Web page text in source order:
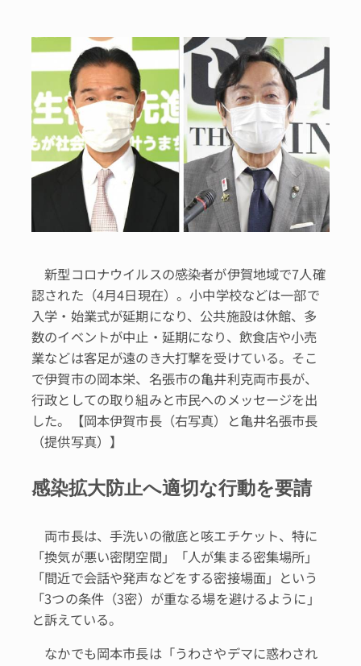
新型コロナウイルスの感染者が伊賀地域で7人確
認された（4月4日現在）。小中学校などは一部で
入学・始業式が延期になり、公共施設は休館、多
数のイベントが中止・延期になり、飲食店や小売
業などは客足が遠のき大打撃を受けている。そこ
で伊賀市の岡本栄、名張市の亀井利克両市長が、
行政としての取り組みと市民へのメッセージを出
した。【岡本伊賀市長（右写真）と亀井名張市長
（提供写真）】
感染拡大防止へ適切な行動を要請
両市長は、手洗いの徹底と咳エチケット、特に
「換気が悪い密閉空間」「人が集まる密集場所」
「間近で会話や発声などをする密接場面」という
「3つの条件（3密）が重なる場を避けるように」
と訴えている。
なかでも岡本市長は「うわさやデマに惑わされ